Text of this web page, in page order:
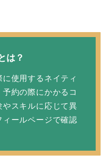
は？
使用するネイティ
約の際にかかるコ
スキルに応じて異
ールページで確認